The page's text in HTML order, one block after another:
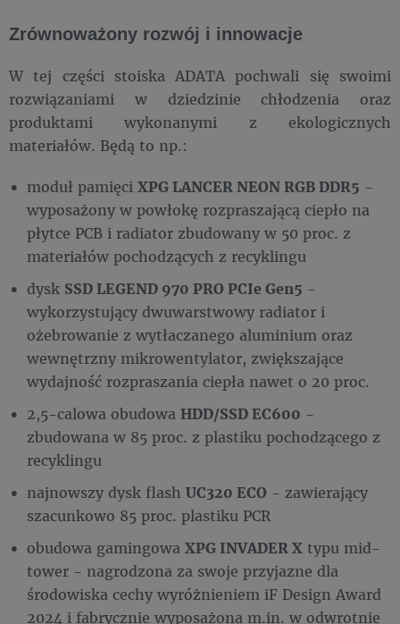
Zrównoważony rozwój i innowacje
W tej części stoiska ADATA pochwali się swoimi
rozwiązaniami w dziedzinie chłodzenia oraz
produktami wykonanymi z ekologicznych
materiałów. Będą to np.:
moduł pamięci XPG LANCER NEON RGB DDR5 -
wyposażony w powłokę rozpraszającą ciepło na
płytce PCB i radiator zbudowany w 50 proc. z
materiałów pochodzących z recyklingu
dysk SSD LEGEND 970 PRO PCIe Gen5 -
wykorzystujący dwuwarstwowy radiator i
ożebrowanie z wytłaczanego aluminium oraz
wewnętrzny mikrowentylator, zwiększające
wydajność rozpraszania ciepła nawet o 20 proc.
2,5-calowa obudowa HDD/SSD EC600 -
zbudowana w 85 proc. z plastiku pochodzącego z
recyklingu
najnowszy dysk flash UC320 ECO - zawierający
szacunkowo 85 proc. plastiku PCR
obudowa gamingowa XPG INVADER X typu mid-
tower - nagrodzona za swoje przyjazne dla
środowiska cechy wyróżnieniem iF Design Award
2024 i fabrycznie wyposażona m.in. w odwrotnie